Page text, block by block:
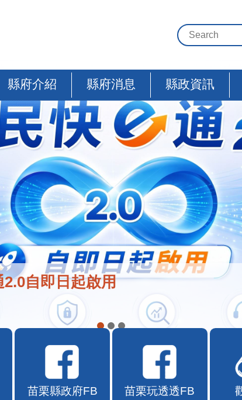
縣府介紹 縣府消息 縣政資訊
2.0自即日起啟用
苗栗縣政府FB 苗栗玩透透FB